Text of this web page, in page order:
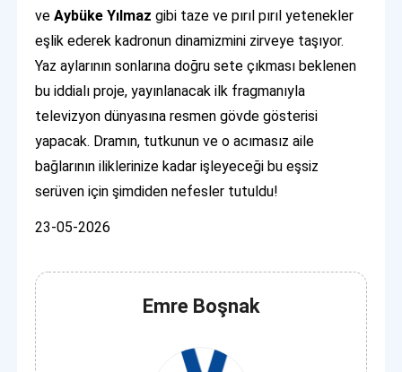
veAybüke Yılmaz gibi taze ve pırıl pırıl yetenekler
eşlik ederek kadronun dinamizmini zirveye taşıyor.
Yaz aylarının sonlarına doğru sete çıkması beklenen
bu iddialı proje, yayınlanacak ilk fragmanıyla
televizyon dünyasına resmen gövde gösterisi
yapacak. Dramın, tutkunun ve o acımasız aile
bağlarının iliklerinize kadar işleyeceği bu eşsiz
serüven için şimdiden nefesler tutuldu!
23-05-2026
Emre Boşnak